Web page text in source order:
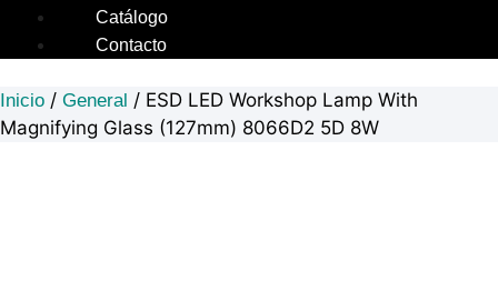
Catálogo
Contacto
Inicio / General / ESD LED Workshop Lamp With
Magnifying Glass (127mm) 8066D2 5D 8W